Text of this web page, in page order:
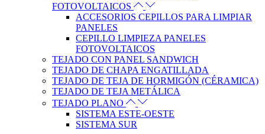
FOTOVOLTAICOS
ACCESORIOS CEPILLOS PARA LIMPIAR
PANELES
CEPILLO LIMPIEZA PANELES
FOTOVOLTAICOS
TEJADO CON PANEL SANDWICH
TEJADO DE CHAPA ENGATILLADA
TEJADO DE TEJA DE HORMIGÓN (CÉRAMICA)
TEJADO DE TEJA METÁLICA
TEJADO PLANO
SISTEMA ESTE-OESTE
SISTEMA SUR